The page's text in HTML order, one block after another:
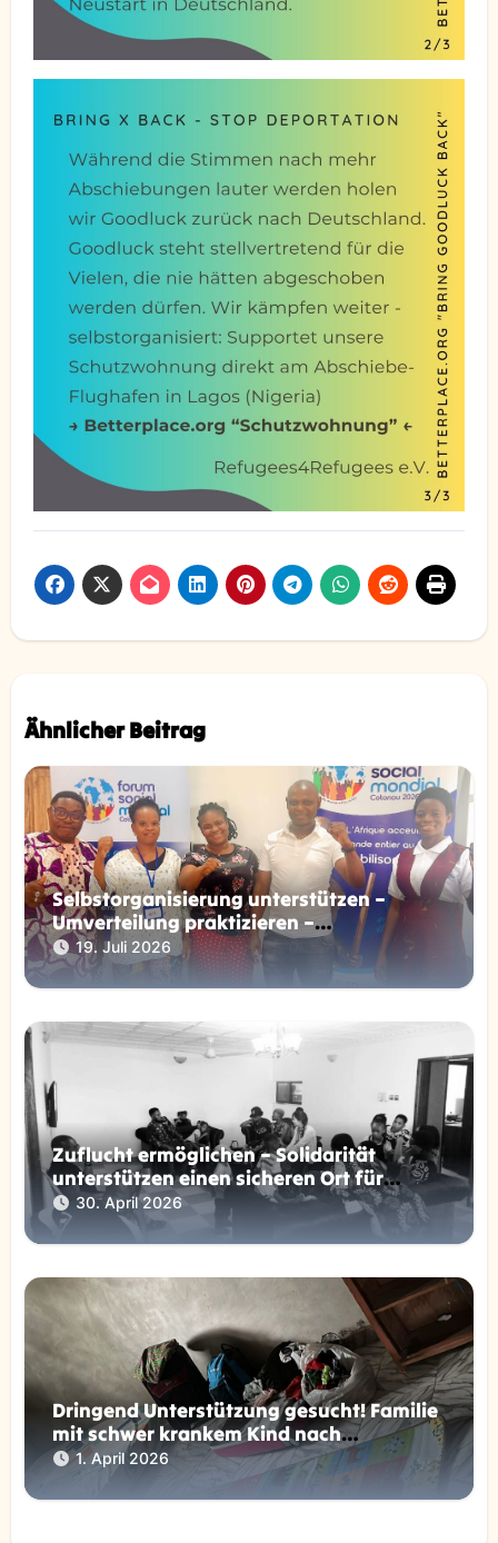
Ähnlicher Beitrag
Selbstorganisierung unterstützen –
Umverteilung praktizieren –
Widerstandsbewegungen ermöglichen
19. Juli 2026
Zuflucht ermöglichen – Solidarität
unterstützen einen sicheren Ort für
Abgeschobene unterstützen
30. April 2026
Dringend Unterstützung gesucht! Familie
mit schwer krankem Kind nach
Abschiebung in Not!
1. April 2026